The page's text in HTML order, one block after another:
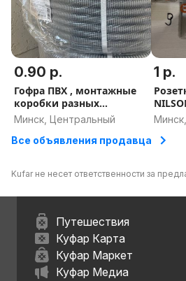
0.90 р.
Гофра ПВХ , монтажные
коробки разных
размеров
Минск, Центральный
1 р.
Все объявления продавца
Kufar не несет ответственности за
Путешествия
Куфар Карта
Куфар Маркет
Куфар Медиа